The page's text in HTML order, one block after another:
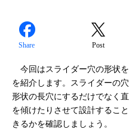
Share Post
今回はスライダー穴の形状
を紹介します。スライダーの
形状の長穴にするだけでなく
を傾けたりさせて設計するこ
きるかを確認しましょう。